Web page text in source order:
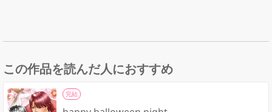
この作品を読んだ人におすすめ
完結